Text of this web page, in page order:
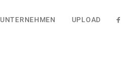
UNTERNEHMEN UPLOAD